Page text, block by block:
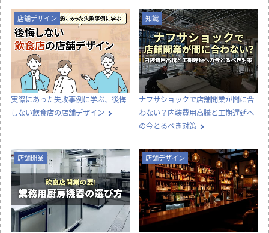
店舗デザイン
実際にあった失敗事例に学ぶ、後悔
しない飲食店の店舗デザイン
知識
ナフサショックで店舗開業が間に合
わない？内装費用高騰と工期遅延へ
の今とるべき対策
店舗開業 店舗デザイン